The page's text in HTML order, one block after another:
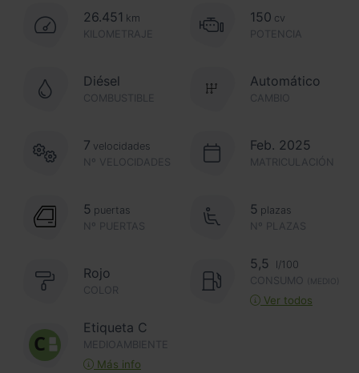
26.451 km
KILOMETRAJE
150 cv
POTENCIA
Diésel
COMBUSTIBLE CAMBIO
Automático
Nº VELOCIDADES
7 velocidades Feb. 2025
MATRICULACIÓN
Nº PUERTAS
5 puertas
Nº PLAZAS
5 plazas
Rojo
COLOR
5,5
l/100
CONSUMO
(MEDIO)
Ver todos
Etiqueta C
MEDIOAMBIENTE
Más info